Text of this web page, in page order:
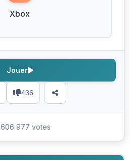
Xbox
436
Jouer
606 977 votes